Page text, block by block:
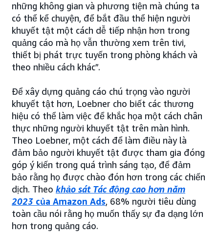
những không gian và phương tiện mà chúng ta
có thể kể chuyện, để bắt đầu thể hiện người
khuyết tật một cách dễ tiếp nhận hơn trong
quảng cáo mà họ vẫn thường xem trên tivi,
thiết bị phát trực tuyến trong phòng khách và
theo nhiều cách khác”.
Để xây dựng quảng cáo chú trọng vào người
khuyết tật hơn, Loebner cho biết các thương
hiệu có thể làm việc để khắc họa một cách chân
thực những người khuyết tật trên màn hình.
Theo Loebner, một cách để làm điều này là
đảm bảo người khuyết tật được tham gia đóng
góp ý kiến trong quá trình sáng tạo, để đảm
bảo rằng họ được chào đón hơn trong các chiến
dịch. Theo khảo sát Tác động cao hơn năm
2023 của Amazon Ads, 68% người tiêu dùng
toàn cầu nói rằng họ muốn thấy sự đa dạng lớn
hơn trong quảng cáo.